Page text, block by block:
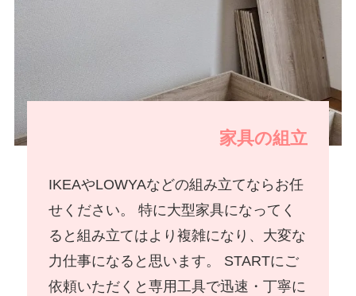
家具の組立
IKEAやLOWYAなどの組み立てならお任
せください。 特に大型家具になってく
ると組み立てはより複雑になり、大変な
力仕事になると思います。 STARTにご
依頼いただくと専用工具で迅速・丁寧に